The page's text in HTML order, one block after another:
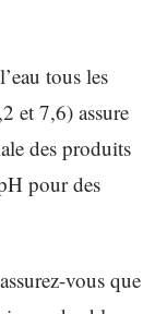
tous les
et 7,6) assure
des produits
pour des
vous que